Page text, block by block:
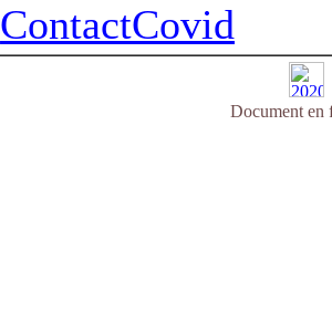
ContactCovid
Document en